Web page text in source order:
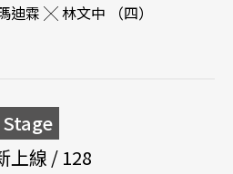
霖 ╳ 林文中 （四）
上線 / 128